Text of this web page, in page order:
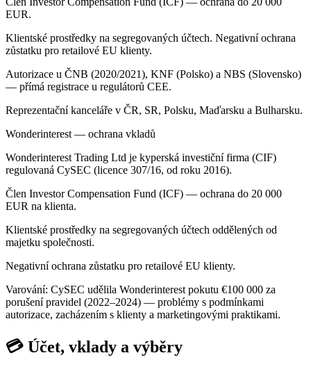
EUR.
Klientské prostředky na segregovaných účtech. Negativní ochrana
zůstatku pro retailové EU klienty.
Autorizace u ČNB (2020/2021), KNF (Polsko) a NBS (Slovensko)
— přímá registrace u regulátorů CEE.
Reprezentační kanceláře v ČR, SR, Polsku, Maďarsku a Bulharsku.
Wonderinterest — ochrana vkladů
Wonderinterest Trading Ltd je kyperská investiční firma (CIF)
regulovaná CySEC (licence 307/16, od roku 2016).
Člen Investor Compensation Fund (ICF) — ochrana do 20 000
EUR na klienta.
Klientské prostředky na segregovaných účtech oddělených od
majetku společnosti.
Negativní ochrana zůstatku pro retailové EU klienty.
Varování: CySEC udělila Wonderinterest pokutu €100 000 za
porušení pravidel (2022–2024) — problémy s podmínkami
autorizace, zacházením s klienty a marketingovými praktikami.
💳 Účet, vklady a výběry